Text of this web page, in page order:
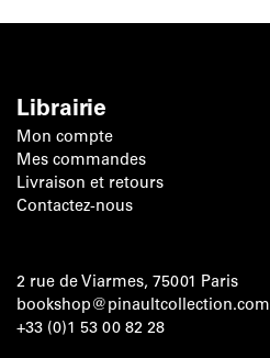
Librairie
Mon compte
Mes commandes
Livraison et retours
Contactez-nous
2 rue de Viarmes, 75001 Paris
bookshop@pinaultcollection.com
+33 (0)1 53 00 82 28